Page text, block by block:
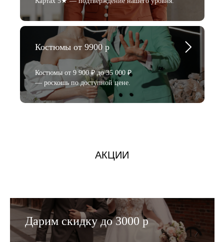
Костюмы от 9900 р
Костюмы от 9 900 ₽ до 35 000 ₽
— роскошь по доступной цене.
АКЦИИ
Дарим скидку до 3000 р